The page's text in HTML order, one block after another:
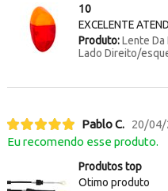
10
EXCELENTE
Produto:Lente Da
Lado Direito/
Pablo C. 20/04/
Eu recomendo esse produto.
Produtos top
Otimo produto